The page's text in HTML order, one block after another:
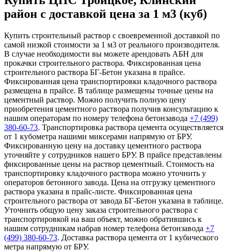
район с доставкой цена за 1 м3 (куб)
Купить строительный раствор с своевременной доставкой по
самой низкой стоимости за 1 м3 от реального производителя.
В случае необходимости вы можете арендовать АБН для
прокачки строительного раствора. Фиксированная цена
строительного раствора БГ-Бетон указана в прайсе.
Фиксированная цена транспортировки кладочного раствора
размещена в прайсе. В таблице размещены точные цены на
цементный раствор. Можно получить полную цену
приобретения цементного раствора получив консультацию к
нашим операторам по номеру телефона бетонзавода +7 (499)
380-60-73. Транспортировка раствора цемента осуществляется
от 1 кубометра нашими миксерами напрямую от БРУ.
Фиксированную цену на доставку цементного раствора
уточняйте у сотрудников нашего БРУ. В прайсе представлены
фиксированные цены на раствор цементный. Стоимость на
транспортировку кладочного раствора можно уточнить у
операторов бетонного завода. Цена на отгрузку цементного
раствора указана в прайс-листе. Фиксированная цена
строительного раствора от завода БГ-Бетон указана в таблице.
Уточнить общую цену заказа строительного раствора с
транспортировкой на ваш объект, можно обратившись к
нашим сотрудникам набрав номер телефона бетонзавода +7
(499) 380-60-73. Доставка раствора цемента от 1 кубического
метра напрямую от БРУ.